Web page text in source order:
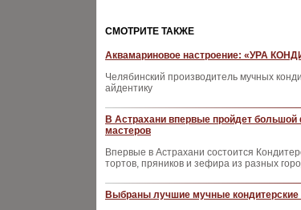
CМОТРИТЕ ТАКЖЕ
Аквамариновое настроение: «УРА
Челябинский производитель мучных
айдентику
В Астрахани впервые пройдет
мастеров
Впервые в Астрахани состоится
тортов, пряников и зефира из разных
Выбраны лучшие мучные кондитерские